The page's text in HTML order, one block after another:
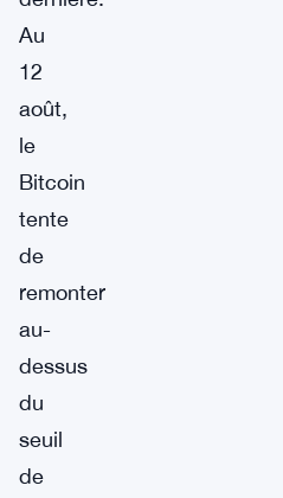
Au
12
août,
le
Bitcoin
tente
de
remonter
au-
dessus
du
seuil
de